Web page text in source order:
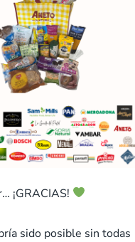
¡GRACIAS!
sido posible sin todas